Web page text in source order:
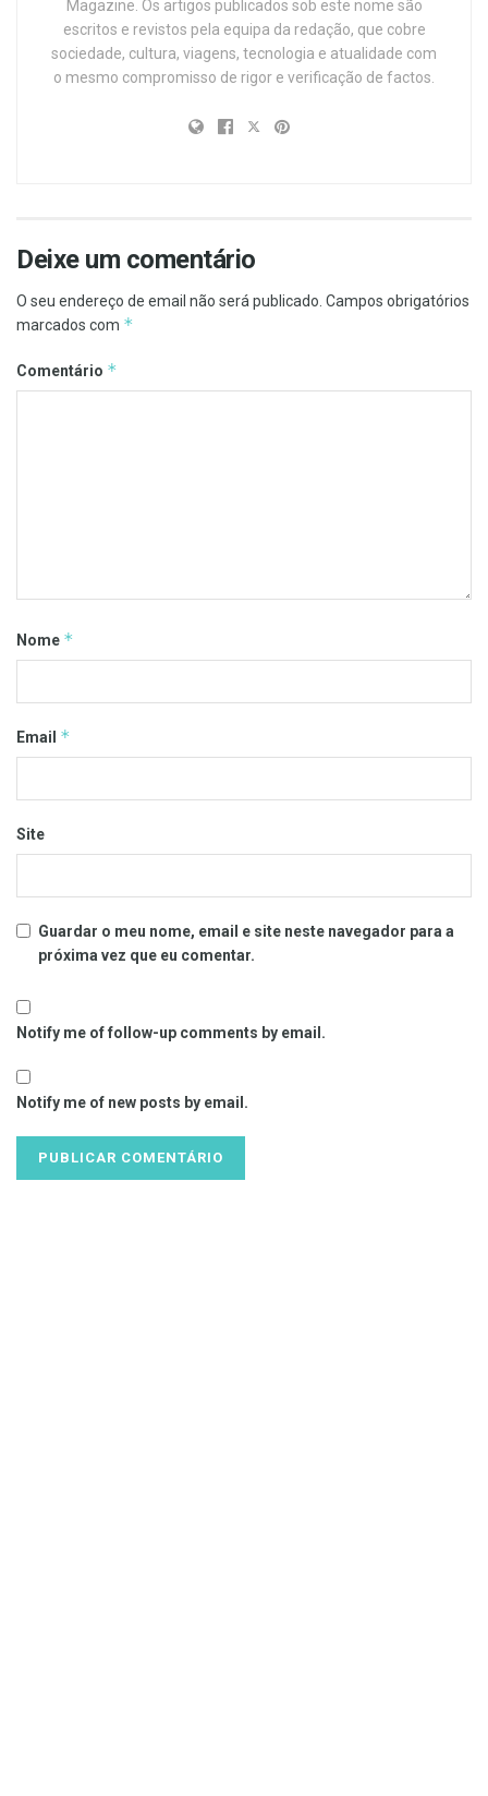
Magazine. Os artigos publicados sob este nome são
escritos e revistos pela equipa da redação, que cobre
sociedade, cultura, viagens, tecnologia e atualidade com
o mesmo compromisso de rigor e verificação de factos.
Deixe um comentário
O seu endereço de email não será publicado. Campos obrigatórios
marcados com *
Comentário *
Nome *
Email *
Site
Guardar o meu nome, email e site neste navegador para a
próxima vez que eu comentar.
Notify me of follow-up comments by email.
Notify me of new posts by email.